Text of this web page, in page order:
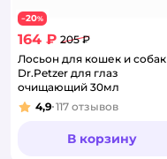
−20%
164 ₽ 205 ₽
Лосьон для кошек и собак
Dr.Petzer для глаз
очищающий 30мл
Рейтинг:
4,9 117 отзывов
В корзину